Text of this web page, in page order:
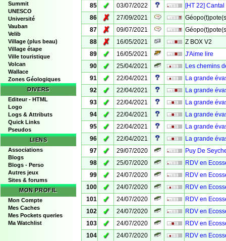
Summit
UNESCO
Université
Vauban
Velib
Village (plus beau)
Village étape
Ville touristique
Volcan
Wallace
Zones Géologiques
DIVERS
Editeur - HTML
Logo
Logs & Attributs
Quick Links
Pseudos
LIENS
Associations
Blogs
Blogs - Perso
Autres jeux
Sites & forums
MON PROFIL
Mon Compte
Mes Caches
Mes Pockets queries
Ma Watchlist
85
✓ 03/07/2022
[HT 22] Cantal
86
✗ 27/09/2021
87
✗ 09/07/2021
88
✗ 16/05/2021
Z BOX V2
89
✓ 16/05/2021
J'Aime lire
90
✓ 25/04/2021
Les chemins
91
✓ 22/04/2021
La grande
92
✓ 22/04/2021
La grande
93
✓ 22/04/2021
La grande
94
✓ 22/04/2021
La grande
95
✓ 22/04/2021
La grande
96
✓ 22/04/2021
La grande
97
✓ 29/07/2020
Puy De
98
✓ 25/07/2020
RDV en
99
✓ 24/07/2020
RDV en
100
✓ 24/07/2020
RDV en
101
✓ 24/07/2020
RDV en
102
✓ 24/07/2020
RDV en
103
✓ 24/07/2020
RDV en
104
✓ 24/07/2020
RDV en